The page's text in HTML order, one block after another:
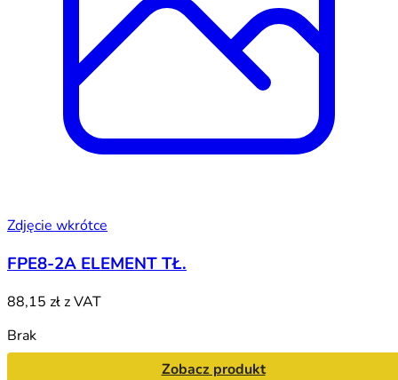
Zdjęcie wkrótce
FPE8-2A ELEMENT TŁ.
88,15 złz VAT
Brak
Zobacz produkt